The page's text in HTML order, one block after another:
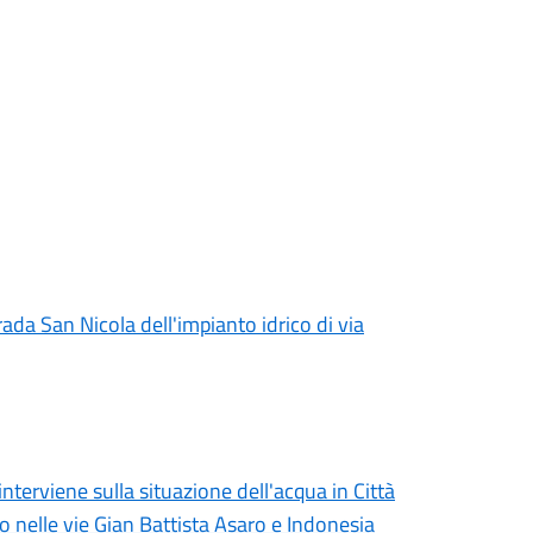
San Nicola dell'impianto idrico di via
sulla situazione dell'acqua in Città
vie Gian Battista Asaro e Indonesia